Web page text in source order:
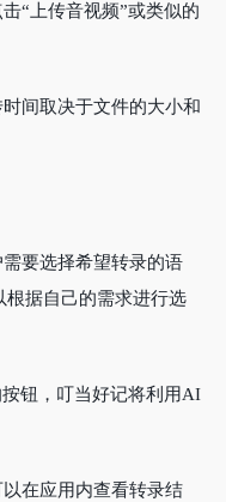
“上传音视频”或类似的
间取决于文件的大小和
要选择希望转录的语
根据自己的需求进行选
钮，叮当好记将利用AI
在应用内查看转录结